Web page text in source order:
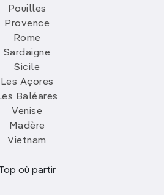
Pouilles
Provence
Rome
Sardaigne
Sicile
Les Açores
Baléares
Venise
Madère
Vietnam
où partir